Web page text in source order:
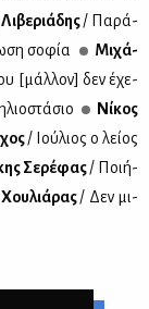
/ Πα­ρά­
σο­φία
Μι­χά­
[μάλ­λον] δεν έχε­
Νί­κος
/ Ιού­λιος ο λεί­ος
Σε­ρέ­φας/ Ποι­ή­
Χου­λιά­ρας/ Δεν μι­